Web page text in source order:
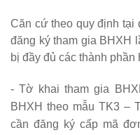
Căn cứ theo quy định tại
đăng ký tham gia BHXH
bị đầy đủ các thành
- Tờ khai tham gia
BHXH theo mẫu TK3 –
cần đăng ký cấp mã